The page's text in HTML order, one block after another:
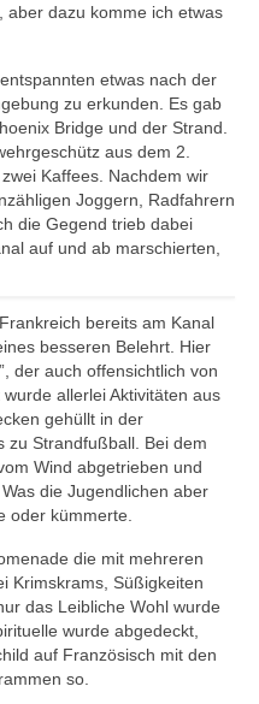
aber dazu komme ich etwas
etwas nach der
zu erkunden. Es gab
Bridge und der Strand.
aus dem 2.
Kaffees. Nachdem wir
Joggern, Radfahrern
die Gegend trieb dabei
auf und ab marschierten,
bereits am Kanal
besseren Belehrt. Hier
der auch offensichtlich von
allerlei Aktivitäten aus
gehüllt in der
zu Strandfußball. Bei dem
Wind abgetrieben und
die Jugendlichen aber
oder kümmerte.
die mit mehreren
Krimskrams, Süßigkeiten
das Leibliche Wohl wurde
wurde abgedeckt,
auf Französisch mit den
so.